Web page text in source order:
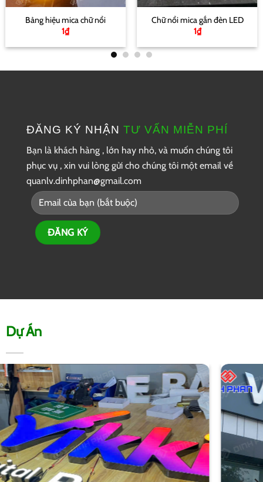
Bảng hiệu mica chữ nổi
1₫
Chữ nổi mica gắn đèn LED
1₫
ĐĂNG KÝ NHẬNTƯ VẤN MIỄN PHÍ
Bạn là khách hàng , lớn hay nhỏ, và muốn chúng tôi
phục vụ , xin vui lòng gửi cho chúng tôi một email về
quanlv.dinhphan@gmail.com
Dự Án